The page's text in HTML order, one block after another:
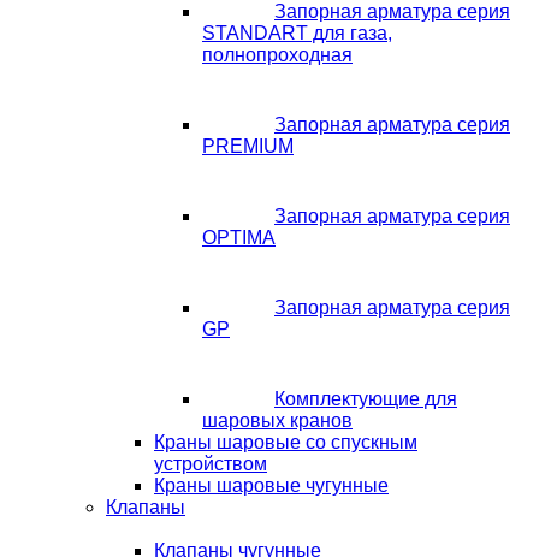
Запорная арматура серия
STANDART для газа,
полнопроходная
Запорная арматура серия
PREMIUM
Запорная арматура серия
OPTIMA
Запорная арматура серия
GP
Комплектующие для
шаровых кранов
Краны шаровые со спускным
устройством
Краны шаровые чугунные
Клапаны
Клапаны чугунные